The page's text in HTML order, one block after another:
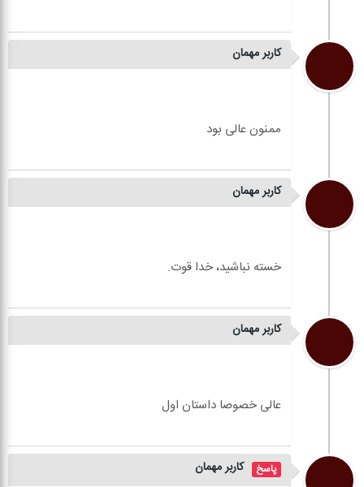
کاربر مهمان
کاربر مهمان
کاربر مهمان
کاربر مهمان